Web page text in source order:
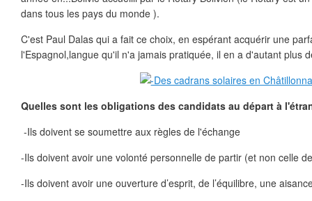
dans tous les pays du monde ).
C'est Paul Dalas qui a fait ce choix, en espérant acquérir une
l'Espagnol,langue qu'il n'a jamais pratiquée, il en a d'autant plus
Quelles sont les obligations des candidats au départ à
-Ils doivent se soumettre aux règles de l'échange
-Ils doivent avoir une volonté personnelle de partir (et non celle
-Ils doivent avoir une ouverture d’esprit, de l’équilibre, une